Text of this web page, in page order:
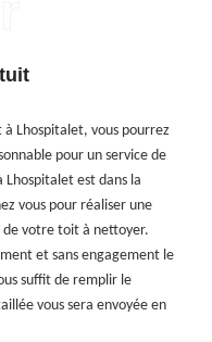
Lhospitalet, vous pourrez
pour un service de
est dans la
vous pour réaliser une
de votre toit à nettoyer.
et sans engagement le
suffit de remplir le
vous sera envoyée en